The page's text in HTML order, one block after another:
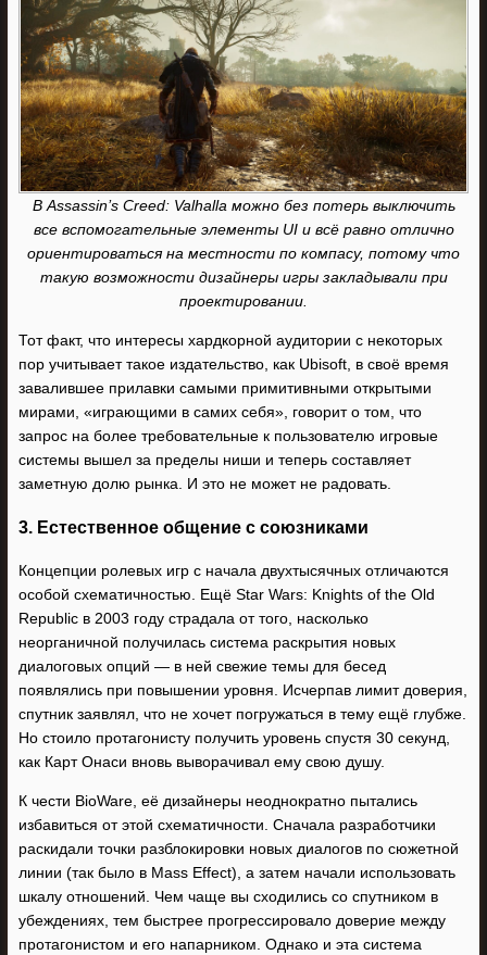
В Assassin’s Creed: Valhalla можно без потерь выключить
все вспомогательные элементы UI и всё равно отлично
ориентироваться на местности по компасу, потому что
такую возможности дизайнеры игры закладывали при
проектировании.
Тот факт, что интересы хардкорной аудитории с некоторых
пор учитывает такое издательство, как Ubisoft, в своё время
завалившее прилавки самыми примитивными открытыми
мирами, «играющими в самих себя», говорит о том, что
запрос на более требовательные к пользователю игровые
системы вышел за пределы ниши и теперь составляет
заметную долю рынка. И это не может не радовать.
3. Естественное общение с союзниками
Концепции ролевых игр с начала двухтысячных отличаются
особой схематичностью. Ещё Star Wars: Knights of the Old
Republic в 2003 году страдала от того, насколько
неорганичной получилась система раскрытия новых
диалоговых опций — в ней свежие темы для бесед
появлялись при повышении уровня. Исчерпав лимит доверия,
спутник заявлял, что не хочет погружаться в тему ещё глубже.
Но стоило протагонисту получить уровень спустя 30 секунд,
как Карт Онаси вновь выворачивал ему свою душу.
К чести BioWare, её дизайнеры неоднократно пытались
избавиться от этой схематичности. Сначала разработчики
раскидали точки разблокировки новых диалогов по сюжетной
линии (так было в Mass Effect), а затем начали использовать
шкалу отношений. Чем чаще вы сходились со спутником в
убеждениях, тем быстрее прогрессировало доверие между
протагонистом и его напарником. Однако и эта система